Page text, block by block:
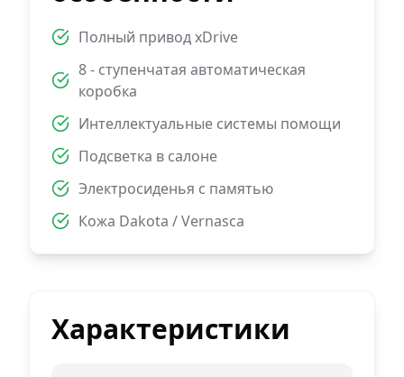
Полный привод xDrive
8 - ступенчатая автоматическая
коробка
Интеллектуальные системы помощи
Подсветка в салоне
Электросиденья с памятью
Кожа Dakota / Vernasca
Характеристики